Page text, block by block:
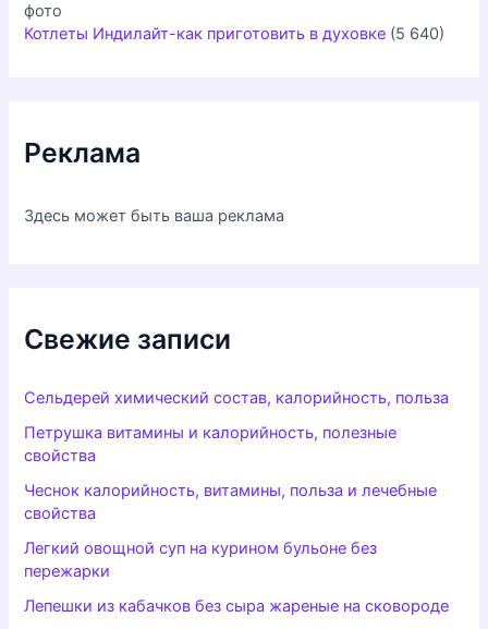
Котлеты Индилайт-как приготовить в духовке (5 640)
Реклама
Здесь может быть ваша реклама
Свежие записи
Сельдерей химический состав, калорийность, польза
Петрушка витамины и калорийность, полезные
свойства
Чеснок калорийность, витамины, польза и лечебные
свойства
Легкий овощной суп на курином бульоне без
пережарки
Лепешки из кабачков без сыра жареные на сковороде